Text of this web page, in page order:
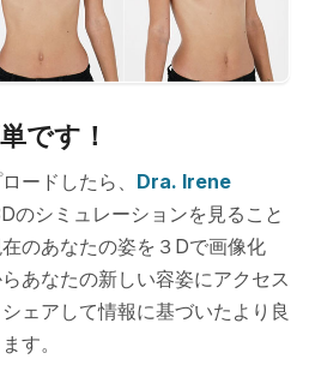
です！
ードしたら、 Dra. Irene
のシミュレーションを見ること
のあなたの姿を３Dで画像化
あなたの新しい容姿にアクセス
ェアして情報に基づいたより良
す。